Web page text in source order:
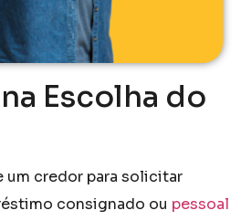
Escolha do
um credor para solicitar
consignado ou pessoal